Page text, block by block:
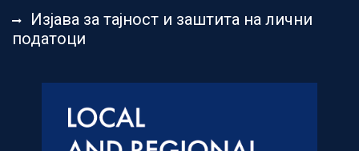
Изјава за тајност и заштита на лични
податоци